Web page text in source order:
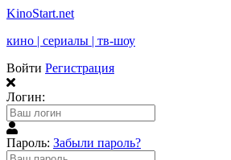
KinoStart.net
кино | сериалы | тв-шоу
Войти Регистрация
Логин:
Пароль: Забыли пароль?